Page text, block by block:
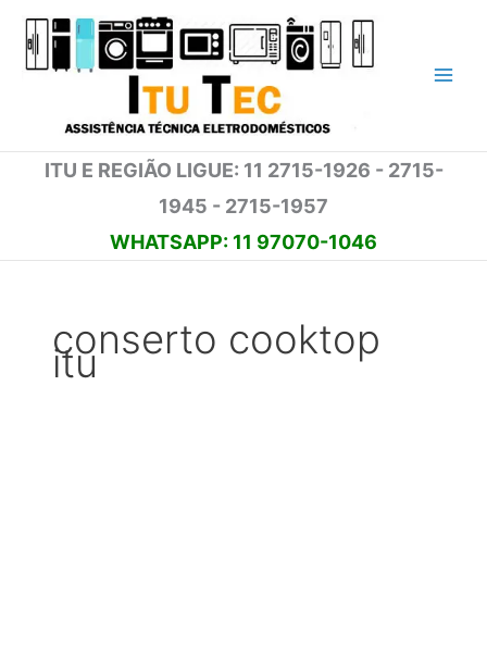
para
ITU E REGIÃO LIGUE: 11 2715-1926 - 2715-
1945 - 2715-1957
WHATSAPP: 11 97070-1046
conserto cooktop
itu